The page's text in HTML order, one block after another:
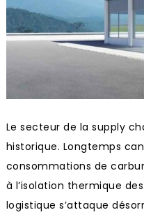
Le secteur de la supply
historique. Longtemps
consommations de
à l’isolation thermique
logistique s’attaque